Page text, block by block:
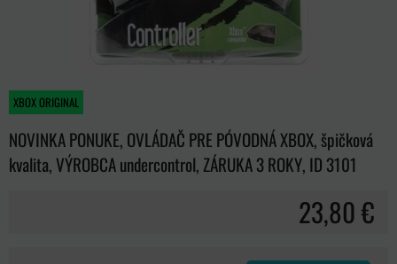
XBOX ORIGINAL
NOVINKA PONUKE, OVLÁDAČ PRE PÓVODNÁ XBOX, špičková
kvalita, VÝROBCA undercontrol, ZÁRUKA 3 ROKY, ID 3101
23,80 €